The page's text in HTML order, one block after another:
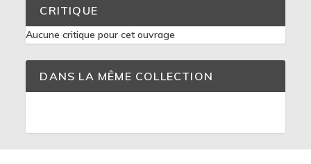
CRITIQUE
Aucune critique pour cet ouvrage
DANS LA MÊME COLLECTION